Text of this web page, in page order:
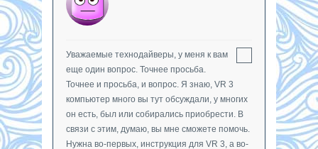
Уважаемые технодайверы, у меня к вам
еще один вопрос. Точнее просьба.
Точнее и просьба, и вопрос. Я знаю, VR 3
компьютер много вы тут обсуждали, у многих
он есть, был или собирались приобрести. В
связи с этим, думаю, вы мне сможете помочь.
Нужна во-первых, инструкция для VR 3, а во-